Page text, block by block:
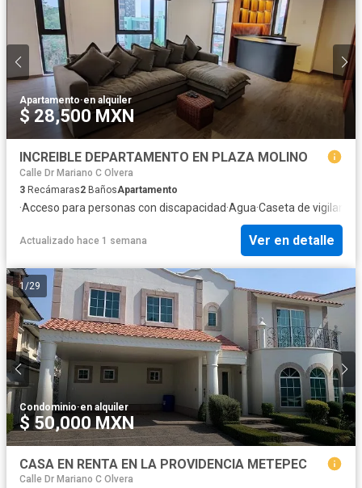
Apartamento·en alquiler
$ 28,500 MXN
INCREIBLE DEPARTAMENTO EN PLAZA MOLINO
Calle Dr Mariano C Olvera
3 Recámaras2 BañosApartamento
·Acceso para personas con discapacidad·Agua·Caseta de vigilancia
Actualizado hace 1 semana Ver en detalle
1 /29
Condominio·en alquiler
$ 50,000 MXN
CASA EN RENTA EN LA PROVIDENCIA METEPEC
Calle Dr Mariano C Olvera